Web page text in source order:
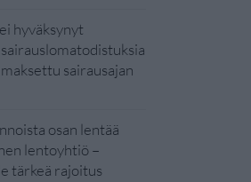
hyväksynyt
sairausajan
osan lentää
lentoyhtiö –
tärkeä rajoitus